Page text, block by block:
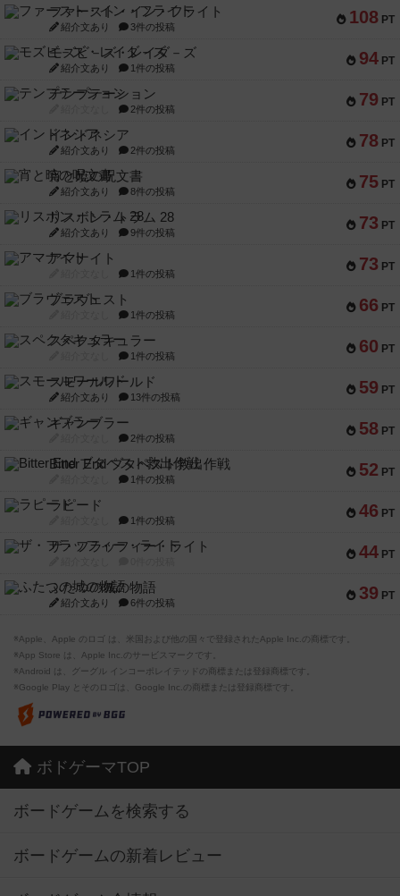
108 PT
ファースト・イン・フライト
紹介文あり 3件の投稿
94 PT
モズビ－ズ・レイダ－ズ
紹介文あり 1件の投稿
79 PT
テンプテーション
2件の投稿
78 PT
インドネシア
紹介文あり 2件の投稿
75 PT
宵と暁の呪文書
紹介文あり 8件の投稿
73 PT
リスボン・トラム 28
紹介文あり 9件の投稿
73 PT
アマナイト
1件の投稿
66 PT
ブラヴェスト
1件の投稿
60 PT
スペクタキュラー
1件の投稿
59 PT
スモールワールド
紹介文あり 13件の投稿
58 PT
ギャンブラー
2件の投稿
52 PT
Bitter End ブタペスト救出作戦
1件の投稿
46 PT
ラピード
1件の投稿
44 PT
ザ・フラッフィー・ライト
39 PT
ふたつの城の物語
紹介文あり 6件の投稿
※Apple、Apple のロゴ は、米国および他の国々で登録されたApple Inc.の商標です。
※App Store は、Apple Inc.のサービスマークです。
※Android は、グーグル インコーポレイテッドの商標または登録商標です。
※Google Play とそのロゴは、Google Inc.の商標または登録商標です。
ボドゲーマTOP
ボードゲームを検索する
ボードゲームの新着レビュー